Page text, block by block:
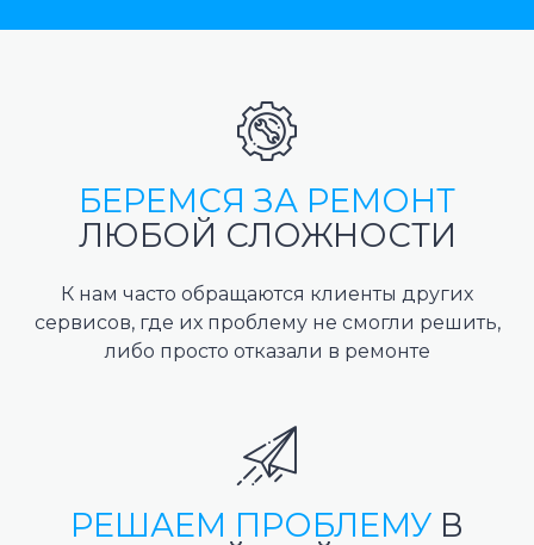
БЕРЕМСЯ ЗА РЕМОНТ
ЛЮБОЙ СЛОЖНОСТИ
К нам часто обращаются клиенты других
сервисов, где их проблему не смогли решить,
либо просто отказали в ремонте
РЕШАЕМ ПРОБЛЕМУ В